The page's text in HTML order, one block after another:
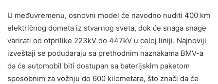
U međuvremenu, osnovni model će navodno nuditi 400 km
električnog dometa iz stvarnog sveta, dok će snaga snage
varirati od otprilike 223kV do 447kV u celoj liniji. Najnoviji
izveštaji se podudaraju sa prethodnim naznakama BMV-a
da će automobil biti dostupan sa baterijskim paketom
sposobnim za vožnju do 600 kilometara, što znači da će